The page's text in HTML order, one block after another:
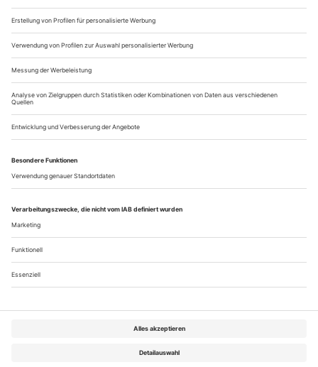
Dances,” premiered at Lincoln Center’s Mostly Mozart
Festival. For it, he drew upon his half century of wisdom and
imagination as well as the opportunity of being accompanied
by Emanuel Ax on...
Heilige Tanzstätten
Ja, es gibt eine Wiederkehr des Schönen. Des Glaubens. Des
Religiösen. Die etab­lierten Kirchen schlagen Alarm.
Jugendliche gründen ihre eigenen Gemeinden, in denen sie
mit Musik und Tanz die Liebe finden wollen, die ihnen die
Gesellschaft versagt. Pop-Ikonen wie Cat Stevens verkünden
einen Islam, der mit dem Islam der Medien nichts zu tun
haben soll. Vor dreißig...
Über uns Kontakt Kritikerumfrage Newsletter